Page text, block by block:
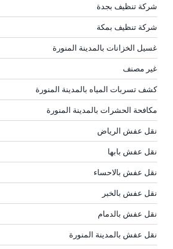
شركة تنظيف بجدة
شركة تنظيف بمكة
غسيل الخزانات بالمدينة المنورة
غير مصنف
كشف تسربات المياه بالمدينة المنورة
مكافحة الحشرات بالمدينة المنورة
نقل عفش الرياض
نقل عفش بابها
نقل عفش بالاحساء
نقل عفش بالخبر
نقل عفش بالدمام
نقل عفش بالمدينة المنورة